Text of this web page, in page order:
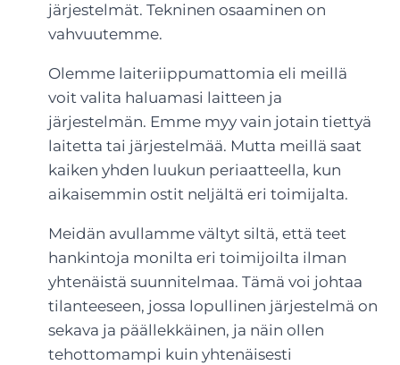
järjestelmät. Tekninen osaaminen on
vahvuutemme.
Olemme laiteriippumattomia eli meillä
voit valita haluamasi laitteen ja
järjestelmän. Emme myy vain jotain tiettyä
laitetta tai järjestelmää. Mutta meillä saat
kaiken yhden luukun periaatteella, kun
aikaisemmin ostit neljältä eri toimijalta.
Meidän avullamme vältyt siltä, että teet
hankintoja monilta eri toimijoilta ilman
yhtenäistä suunnitelmaa. Tämä voi johtaa
tilanteeseen, jossa lopullinen järjestelmä on
sekava ja päällekkäinen, ja näin ollen
tehottomampi kuin yhtenäisesti